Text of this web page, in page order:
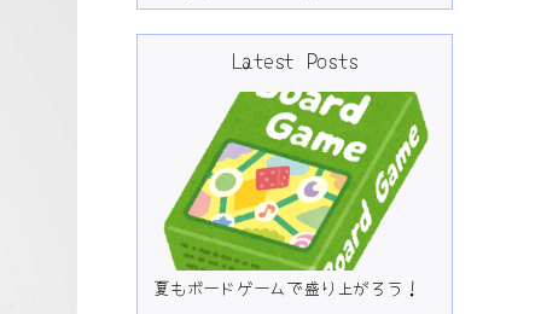
Latest Posts
夏もボードゲームで盛り上がろう！